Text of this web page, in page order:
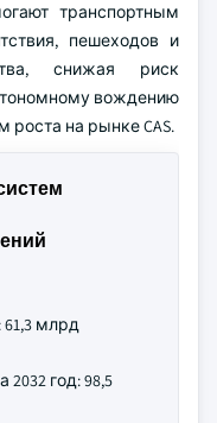
транспортным
пешеходов и
снижая риск
вождению
роста на рынке CAS.
61,3 млрд
год: 98,5